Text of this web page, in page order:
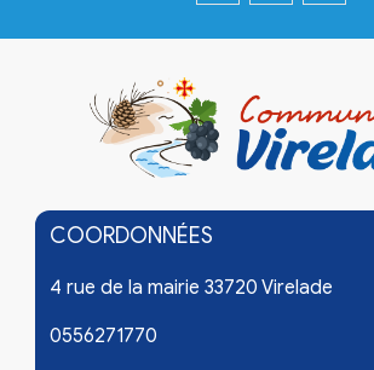
COORDONNÉES
4 rue de la mairie 33720 Virelade
0556271770